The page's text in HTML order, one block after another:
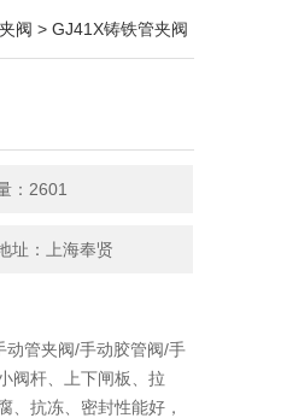
阀 > GJ41X铸铁管夹阀
：2601
址：上海奉贤
动管夹阀/手动胶管阀/手
阀杆、上下闸板、拉
、抗冻、密封性能好，